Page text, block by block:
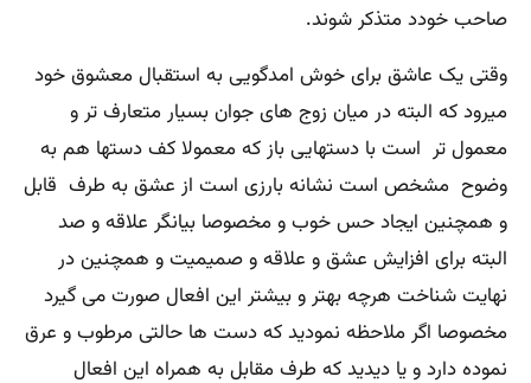
صاحب خودد متذکر شوند.
وقتی یک عاشق برای خوش امدگویی به استقبال معشوق خود
میرود که البته در میان زوج های جوان بسیار متعارف تر و
معمول تر است با دستهایی باز که معمولا کف دستها هم به
وضوح مشخص است نشانه بارزی است از عشق به طرف قابل
و همچنین ایجاد حس خوب و مخصوصا بیانگر علاقه و صد
البته برای افزایش عشق و علاقه و صمیمیت و همچنین در
نهایت شناخت هرچه بهتر و بیشتر این افعال صورت می گیرد
مخصوصا اگر ملاحظه نمودید که دست ها حالتی مرطوب و عرق
نموده دارد و یا دیدید که طرف مقابل به همراه این افعال